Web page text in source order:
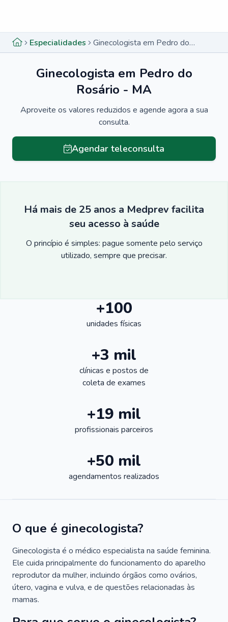
Especialidades Ginecologista em Pedro do Rosário - MA
Ginecologista em Pedro do
Rosário - MA
Aproveite os valores reduzidos e agende agora a sua
consulta.
Agendar teleconsulta
Há mais de 25 anos a Medprev facilita
seu acesso à saúde
O princípio é simples: pague somente pelo serviço
utilizado, sempre que precisar.
+100
unidades físicas
+3 mil
clínicas e postos de
coleta de exames
+19 mil
profissionais parceiros
+50 mil
agendamentos realizados
O que é ginecologista?
Ginecologista é o médico especialista na saúde feminina.
Ele cuida principalmente do funcionamento do aparelho
reprodutor da mulher, incluindo órgãos como ovários,
útero, vagina e vulva, e de questões relacionadas às
mamas.